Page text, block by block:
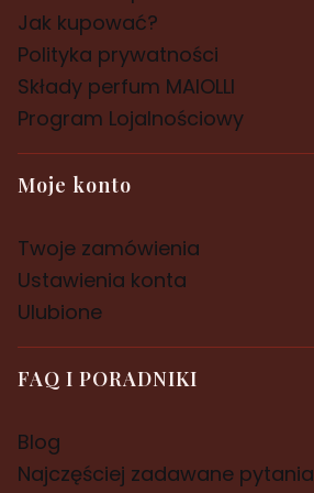
Jak kupować?
Polityka prywatności
Składy perfum MAIOLLI
Program Lojalnościowy
Moje konto
Twoje zamówienia
Ustawienia konta
Ulubione
FAQ I PORADNIKI
Blog
Najczęściej zadawane pytania